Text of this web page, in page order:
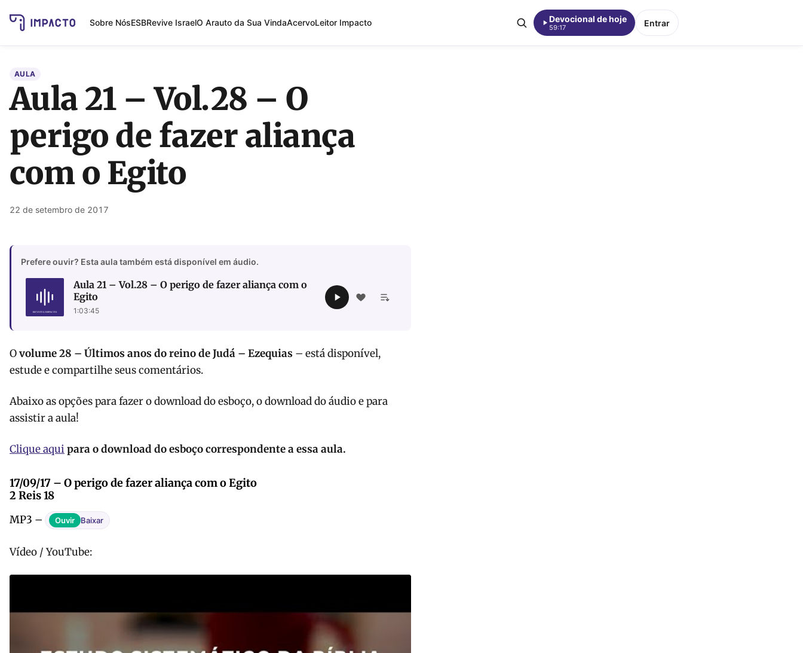
Sobre NósESBRevive IsraelO Arauto da Sua VindaAcervoLeitor Impacto Devocional de hoje
59:17 Entrar
AULA
Aula 21 – Vol.28 – O
perigo de fazer aliança
com o Egito
22 de setembro de 2017
Prefere ouvir? Esta aula também está disponível em áudio.
Aula 21 – Vol.28 – O perigo de fazer aliança com o
Egito
1:03:45
Ovolume 28 – Últimos anos do reino de Judá – Ezequias – está disponível,
estude e compartilhe seus comentários.
Abaixo as opções para fazer o download do esboço, o download do áudio e para
assistir a aula!
Clique aqui para o download do esboço correspondente a essa aula.
17/09/17 – O perigo de fazer aliança com o Egito
2 Reis 18
MP3 – Ouvir Baixar
Vídeo / YouTube: